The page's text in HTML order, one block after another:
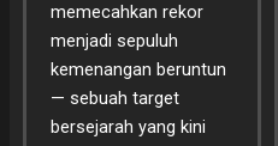
memecahkan rekor
menjadi sepuluh
kemenangan beruntun
— sebuah target
bersejarah yang kini